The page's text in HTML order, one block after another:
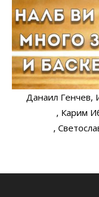
Данаил Генчев,
, Карим
,